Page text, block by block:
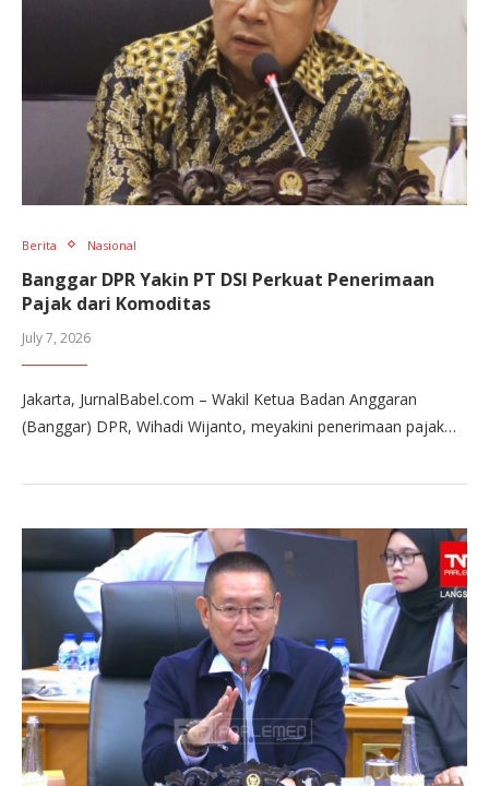
Berita Nasional
Banggar DPR Yakin PT DSI Perkuat Penerimaan
Pajak dari Komoditas
July 7, 2026
Jakarta, JurnalBabel.com – Wakil Ketua Badan Anggaran
(Banggar) DPR, Wihadi Wijanto, meyakini penerimaan pajak…